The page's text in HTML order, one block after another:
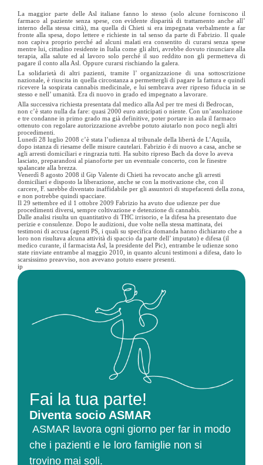
La maggior parte delle Asl italiane fanno lo stesso (solo alcune forniscono il
farmaco al paziente senza spese, con evidente disparità di trattamento anche all’
interno della stessa città), ma quella di Chieti si era impegnata verbalmente a far
fronte alla spesa, dopo lettere e richieste in tal senso da parte di Fabrizio. Il quale
non capiva proprio perché ad alcuni malati era consentito di curarsi senza spese
mentre lui, cittadino residente in Italia come gli altri, avrebbe dovuto rinunciare alla
terapia, alla salute ed al lavoro solo perché il suo reddito non gli permetteva di
pagare il conto alla Asl. Oppure curarsi rischiando la galera.
La solidarietà di altri pazienti, tramite l’ organizzazione di una sottoscrizione
nazionale, è riuscita in quella circostanza a permettergli di pagare la fattura e quindi
ricevere la sospirata cannabis medicinale, e lui sembrava aver ripreso fiducia in se
stesso e nell’ umanità. Era di nuovo in grado ed impegnato a lavorare.
Alla successiva richiesta presentata dal medico alla Asl per tre mesi di Bedrocan,
non c’è stato nulla da fare: quasi 2000 euro anticipati o niente. Con un’assoluzione
e tre condanne in primo grado ma già definitive, poter portare in aula il farmaco
ottenuto con regolare autorizzazione avrebbe potuto aiutarlo non poco negli altri
procedimenti.
Lunedì 28 luglio 2008 c’è stata l’udienza al tribunale della libertà de L’Aquila,
dopo istanza di riesame delle misure cautelari. Fabrizio è di nuovo a casa, anche se
agli arresti domiciliari e ringrazia tutti. Ha subito ripreso Bach da dove lo aveva
lasciato, preparandosi al pianoforte per un eventuale concerto, con le finestre
spalancate alla brezza.
Venerdì 8 agosto 2008 il Gip Valente di Chieti ha revocato anche gli arresti
domiciliari e disposto la liberazione, anche se con la motivazione che, con il
carcere, F. sarebbe diventato inaffidabile per gli assuntori di stupefacenti della zona,
e non potrebbe quindi spacciare.
Il 29 settembre ed il 1 ottobre 2009 Fabrizio ha avuto due udienze per due
procedimenti diversi, sempre coltivazione e detenzione di cannabis.
Dalle analisi risulta un quantitativo di THC irrisorio, e la difesa ha presentato due
perizie e consulenze. Dopo le audizioni, due volte nella stessa mattinata, dei
testimoni di accusa (agenti PS, i quali su specifica domanda hanno dichiarato che a
loro non risultava alcuna attività di spaccio da parte dell’ imputato) e difesa (il
medico curante, il farmacista Asl, la presidente del Pic), entrambe le udienze sono
state rinviate entrambe al maggio 2010, in quanto alcuni testimoni a difesa, dato lo
scarsissimo preavviso, non avevano potuto essere presenti.
ip
Fai la tua parte!
Diventa socio ASMAR
ASMAR lavora ogni giorno per far in modo
che i pazienti e le loro famiglie non si
trovino mai soli.